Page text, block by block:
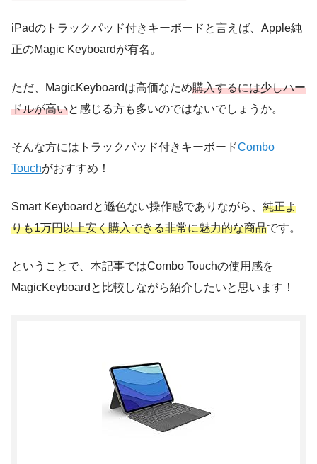
iPadのトラックパッド付きキーボードと言えば、Apple純
正のMagic Keyboardが有名。
ただ、MagicKeyboardは高価なため購入するには少しハー
ドルが高いと感じる方も多いのではないでしょうか。
そんな方にはトラックパッド付きキーボードCombo
Touchがおすすめ！
Smart Keyboardと遜色ない操作感でありながら、 純正よ
りも1万円以上安く購入できる非常に魅力的な商品です。
ということで、本記事ではCombo Touchの使用感を
MagicKeyboardと比較しながら紹介したいと思います！